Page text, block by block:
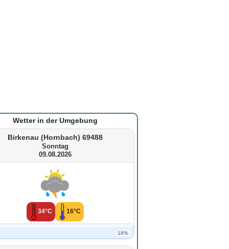
Wetter in der Umgebung
Birkenau (Hornbach) 69488
Sonntag
09.08.2026
34°C 16°C
18%